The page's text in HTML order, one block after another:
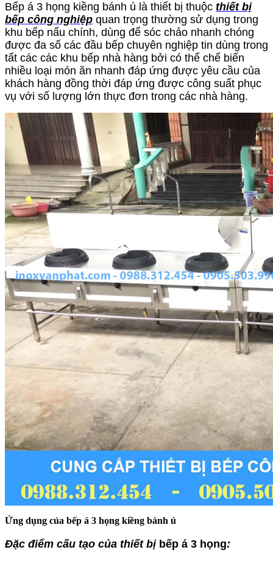
Bếp á 3 họng kiềng bánh ú là thiết bị thuộc thiết bị
bếp công nghiệp quan trọng thường sử dụng trong
khu bếp nấu chính, dùng để sóc chảo nhanh chóng
được đa số các đầu bếp chuyên nghiệp tin dùng trong
tất các các khu bếp nhà hàng bởi có thể chế biến
nhiều loại món ăn nhanh đáp ứng được yêu cầu của
khách hàng đồng thời đáp ứng được công suất phục
vụ với số lượng lớn thực đơn trong các nhà hàng.
Ứng dụng của bếp á 3 họng kiềng bánh ú
Đặc điểm cấu tạo của thiết bị bếp á 3 họng: